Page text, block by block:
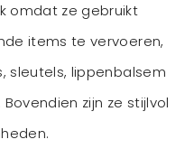
omdat ze gebruikt
items te vervoeren,
sleutels, lippenbalsem
zijn ze stijlvol